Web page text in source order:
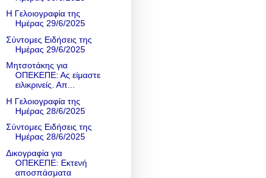
Η Γελοιογραφία της
Ημέρας 29/6/2025
Σύντομες Ειδήσεις της
Ημέρας 29/6/2025
Μητσοτάκης για
ΟΠΕΚΕΠΕ: Ας είμαστε
ειλικρινείς. Απ...
Η Γελοιογραφία της
Ημέρας 28/6/2025
Σύντομες Ειδήσεις της
Ημέρας 28/6/2025
Δικογραφία για
ΟΠΕΚΕΠΕ: Εκτενή
αποσπάσματα